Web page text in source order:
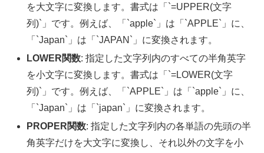
を大文字に変換します。書式は「`=UPPER(文字
列)`」です。例えば、「`apple`」は「`APPLE`」に、
「`Japan`」は「`JAPAN`」に変換されます。
LOWER関数: 指定した文字列内のすべての半角英字
を小文字に変換します。書式は「`=LOWER(文字
列)`」です。例えば、「`APPLE`」は「`apple`」に、
「`Japan`」は「`japan`」に変換されます。
PROPER関数: 指定した文字列内の各単語の先頭の半
角英字だけを大文字に変換し、それ以外の文字を小